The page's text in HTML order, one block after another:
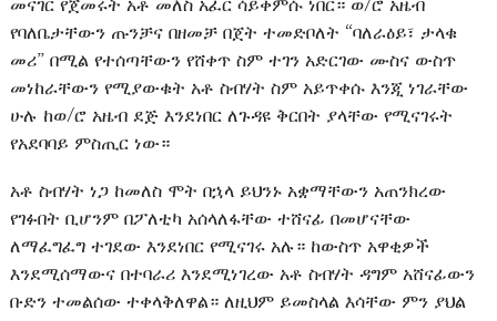
መናገር የጀመሩት አቶ መለስ አፈር ሳይቀምሱ ነበር። ወ/ሮ አዜብ
የባለቤታቸውን ጡንቻና በዘመቻ በጀት ተመድቦለት “ባለራዕይ፣ ታላቁ
መሪ” በሚል የተሰጣቸውን የሸቀጥ ስም ተገን አድርገው ሙስና ውስጥ
መነከራቸውን የሚያውቁት አቶ ስብሃት ስም አይጥቀሱ እንጂ ነገራቸው
ሁሉ ከወ/ሮ አዜብ ደጅ እንደነበር ለጉዳዩ ቅርበት ያላቸው የሚናገሩት
የአደባባይ ምስጢር ነው።
አቶ ስብሃት ነጋ ከመለስ ሞት በኋላ ይህንኑ አቋማቸውን አጠንክረው
የገፉበት ቢሆንም በፖለቲካ አሰላለፋቸው ተሸናፊ በመሆናቸው
ለማፈግፈግ ተገደው እንደነበር የሚናገሩ አሉ። ከውስጥ አዋቂዎች
እንደሚሰማውና በተባራሪ እንደሚነገረው አቶ ስብሃት ዳግም አሸናፊውን
ቡድን ተመልሰው ተቀላቅለዋል። ለዚህም ይመስላል እሳቸው ምን ያህል